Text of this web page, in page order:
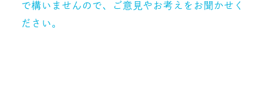
で構いませんので、ご意見やお考えをお聞かせく
ださい。